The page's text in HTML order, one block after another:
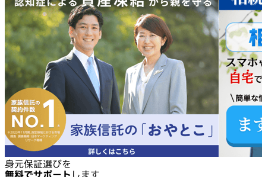
身元保証選びを
無料でサポート します